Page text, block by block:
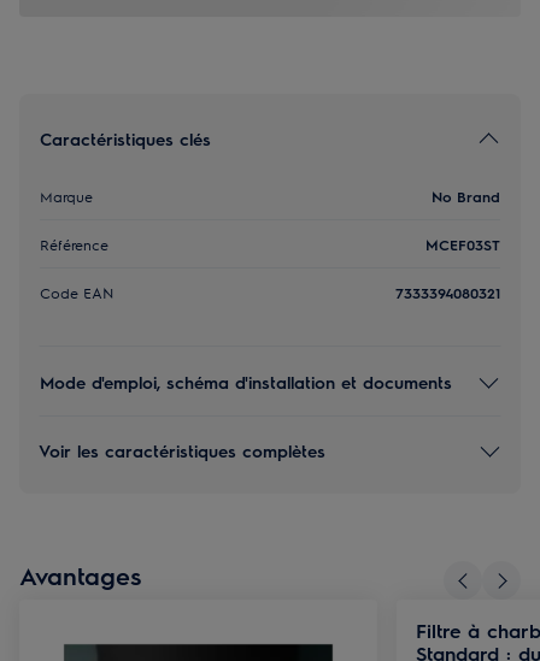
Caractéristiques clés
Marque No Brand
Référence MCEF03ST
Code EAN 7333394080321
Mode d'emploi, schéma d'installation et documents
Voir les caractéristiques complètes
Avantages
Filtre à
Standard :